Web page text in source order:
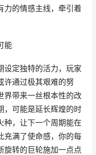
力的情感主线，牵引着
能
设定独特的活力，玩家
许通过极其艰难的努
界带来一丝根本性的改
，可能是延长辉煌的时
种，让下一个周期能在
充满了使命感，你的每
旋转的巨轮施加一点点